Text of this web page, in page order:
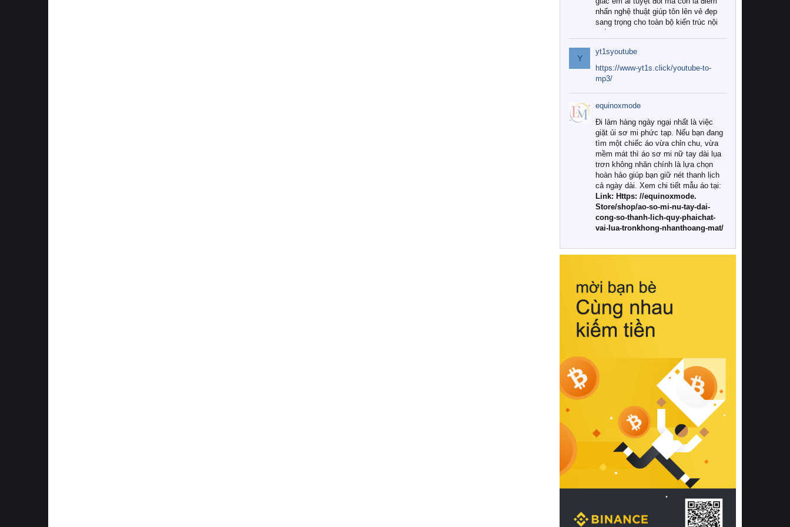
nhấn nghệ thuật giúp tôn lên vẻ đẹp
sang trọng cho toàn bộ kiến trúc nội
Tuy nhiên, giữa thị trường đa dạng
với vô vàn thương hiệu và mẫu mã
như hiện nay, làm thế nào để chọn
được những bộ chăn ga gối đệm cao
cấp thực sự chất lượng, phù hợp với
khí hậu và nhu cầu sử dụng của gia
đình? Hãy cùng chúng tôi đi tìm lời
giải đáp chi tiết qua bài viết dưới đây.
1. Tại sao các gia đình hiện đại lại ưa
chuộng chăn ga gối đệm cao cấp?
Khác với các dòng sản phẩm thông
thường, những bộ chăn ga gối đệm
cao cấp trải qua quy trình sản xuất
nghiêm ngặt từ khâu chọn lọc nguyên
liệu tự nhiên đến công nghệ dệt
nhuộm hiện đại không chứa hóa chất
này, bạn sẽ cảm nhận rõ rệt sự khác
hồi chuẩn xác của phần đệm nâng đỡ
cột sống.
Bên cạnh đó, việc lựa chọn các dòng
sản phẩm đạt chuẩn chất lượng quốc
tế còn giúp ngăn ngừa tình trạng kích
khuẩn và nấm mốc trong điều kiện
thời tiết nóng ẩm. Bạn có thể tìm hiểu
thêm các nghiên cứu khoa học về tác
động của giấc ngủ và môi trường
phòng ngủ đối với sức khỏe con
người tại Sleep Foundation (External
Link) để có cái nhìn toàn diện hơn.
2. Các tiêu chí vàng khi lựa chọn
chăn ga gối đệm cao cấp cho phòng
ngủ
Để sở hữu một bộ chăn ga gối đệm
cao cấp hoàn hảo cả về thẩm mỹ lẫn
công năng, người tiêu dùng cần cân
nhắc kỹ lưỡng các tiêu chí quan trọng
Y
yt1syoutube
https://www-yt1s.click/youtube-to-
mp3/
equinoxmode
Đi làm hàng ngày ngại nhất là việc
giặt ủi sơ mi phức tạp. Nếu bạn đang
tìm một chiếc áo vừa chỉn chu, vừa
mềm mát thì áo sơ mi nữ tay dài lụa
trơn không nhăn chính là lựa chọn
hoàn hảo giúp bạn giữ nét thanh lịch
cả ngày dài. Xem chi tiết mẫu áo tại:
Link: Https: //equinoxmode.
Store/shop/ao-so-mi-nu-tay-dai-
cong-so-thanh-lich-quy-phaichat-
vai-lua-tronkhong-nhanthoang-mat/